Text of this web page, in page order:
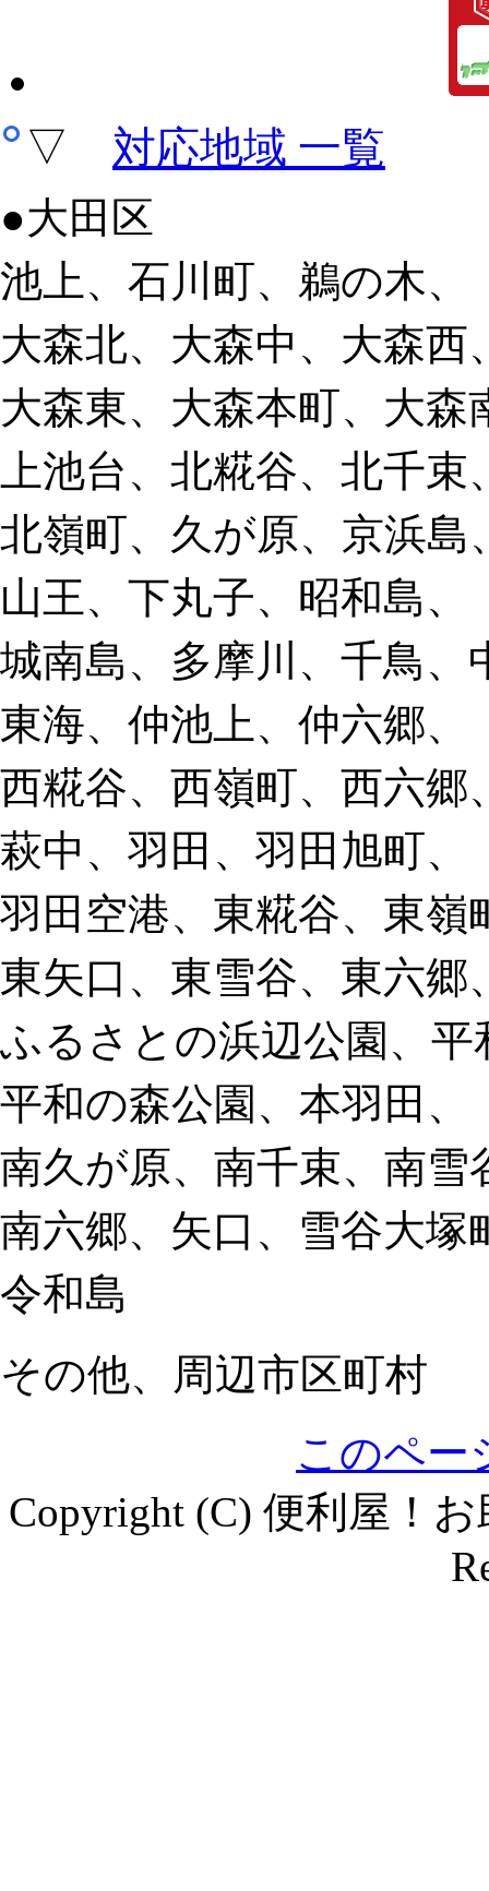
▽ 対応地域 一覧
●大田区
池上、石川町、鵜の木、
大森北、大森中、大森西
大森東、大森本町、大森
上池台、北糀谷、北千束
北嶺町、久が原、京浜島
山王、下丸子、昭和島、
城南島、多摩川、千鳥、
東海、仲池上、仲六郷、
西糀谷、西嶺町、西六郷
萩中、羽田、羽田旭町、
羽田空港、東糀谷、東嶺
東矢口、東雪谷、東六郷
ふるさとの浜辺公園、平
平和の森公園、本羽田、
南久が原、南千束、南雪
南六郷、矢口、雪谷大塚
令和島
その他、周辺市区町村
このペ
Copyright (C) 便利屋！